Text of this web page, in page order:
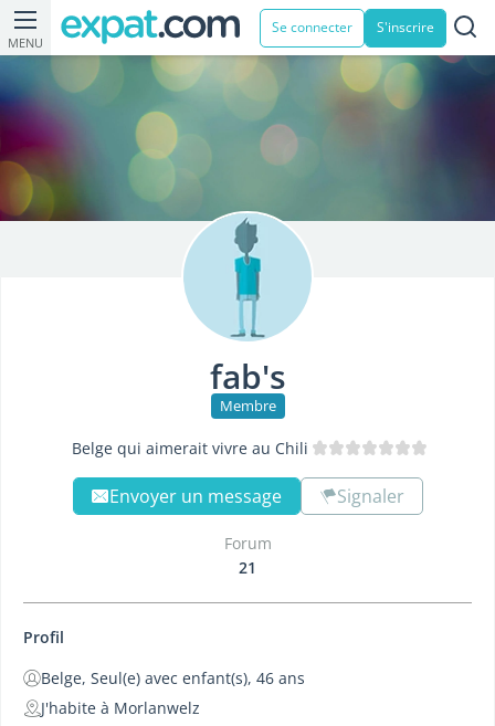
MENU
Se connecter S'inscrire
fab's
Membre
Belge qui aimerait vivre au Chili
Envoyer un message Signaler
Forum
21
Profil
Belge, Seul(e) avec enfant(s), 46 ans
J'habite à Morlanwelz